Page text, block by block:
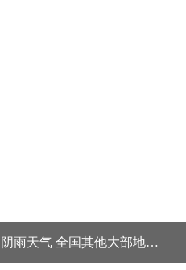
云南贵州多阴雨天气 全国其他大部地区以晴到多云为主